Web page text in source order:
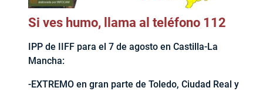
Si ves humo, llama al teléfono 112
IPP de IIFF para el 7 de agosto en Castilla-La
Mancha:
-EXTREMO en gran parte de Toledo, Ciudad Real y